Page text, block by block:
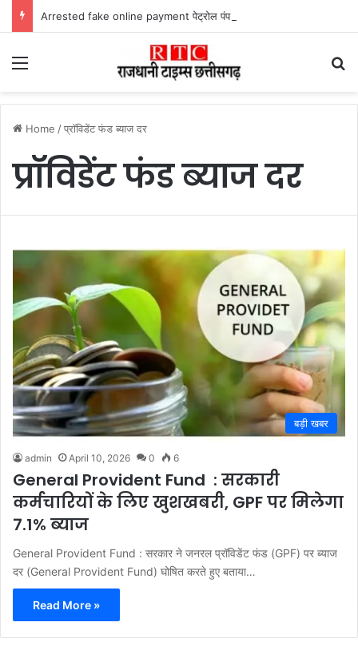
Menu
Home /प्रॉविडेंट फंड ब्याज दर
प्रॉविडेंट फंड ब्याज दर
बड़ी खबर
admin April 10, 2026 0 6
General Provident Fund : सरकारी
कर्मचारियों के लिए खुशखबरी, GPF पर मिलेगा
7.1% ब्याज
General Provident Fund : सरकार ने जनरल प्रॉविडेंट फंड (GPF) पर ब्याज
दर (General Provident Fund) घोषित करते हुए बताया…
Read More »